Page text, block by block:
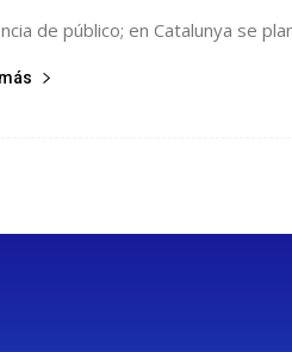
de público; en Catalunya se